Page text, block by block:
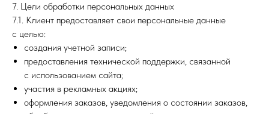
7. Цели обработки персональных данных
7.1. Клиент предоставляет свои персональные данные
с целью:
создания учетной записи;
предоставления технической поддержки, связанной
с использованием сайта;
участия в рекламных акциях;
оформления заказов, уведомления о состоянии заказов,